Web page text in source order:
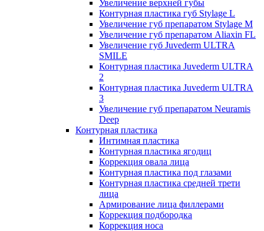
Увеличение верхней губы
Контурная пластика губ Stylage L
Увеличение губ препаратом Stylage M
Увеличение губ препаратом Aliaxin FL
Увеличение губ Juvederm ULTRA
SMILE
Контурная пластика Juvederm ULTRA
2
Контурная пластика Juvederm ULTRA
3
Увеличение губ препаратом Neuramis
Deep
Контурная пластика
Интимная пластика
Контурная пластика ягодиц
Коррекция овала лица
Контурная пластика под глазами
Контурная пластика средней трети
лица
Армирование лица филлерами
Коррекция подбородка
Коррекция носа